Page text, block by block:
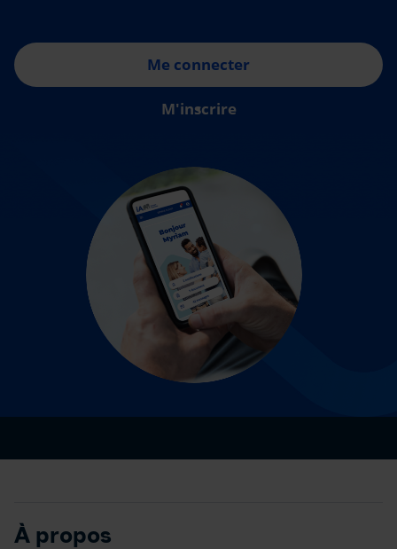
Me connecter
M'inscrire
À propos